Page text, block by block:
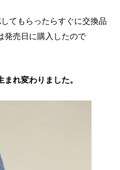
てもらったらすぐに交換品
発売日に購入したので
れ変わりました。